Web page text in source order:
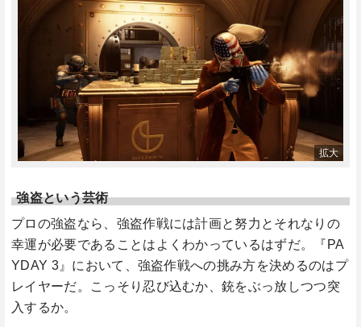
強盗という芸術
プロの強盗なら、強盗作戦には計画と努力とそれなりの
幸運が必要であることはよくわかっているはずだ。『PA
YDAY 3』において、強盗作戦への挑み方を決めるのはプ
レイヤーだ。こっそり忍び込むか、銃をぶっ放しつつ突
入するか。